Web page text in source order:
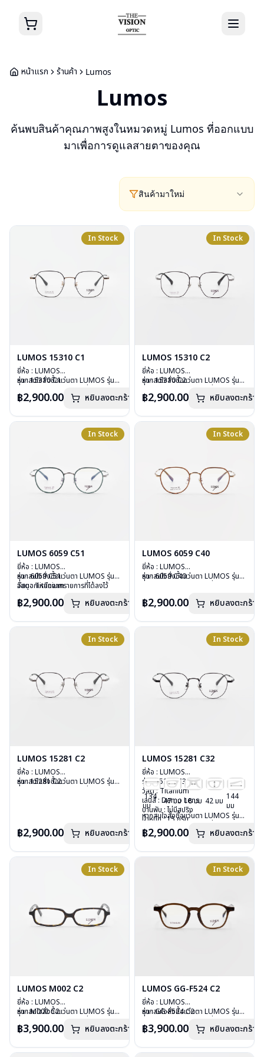
หน้าแรก ร้านค้า Lumos
Lumos
ค้นพบสินค้าคุณภาพสูงในหมวดหมู่ Lumos ที่ออกแบบ
มาเพื่อการดูแลสายตาของคุณ
สินค้ามาใหม่
In Stock
LUMOS 15310 C1
ยี่ห้อ : LUMOS
รุ่น : 15310 C1
เลนส์ : Demo Lens
น้ำหนัก : 16 กรัม
อุปกรณ์ : กล่องแว่น , ผ้าเช็ดแว่น
หากสนใจสั่งชื้อแว่นตา LUMOS รุ่น
กรุณาติดต่อเราคลิก
฿2,900.00 หยิบลงตะกร้า
In Stock
LUMOS 15310 C2
ยี่ห้อ : LUMOS
รุ่น : 15310 C2
เลนส์ : Demo Lens
น้ำหนัก : 16 กรัม
อุปกรณ์ : กล่องแว่น , ผ้าเช็ดแว่น
หากสนใจสั่งชื้อแว่นตา LUMOS รุ่น
กรุณาติดต่อเราคลิก
฿2,900.00 หยิบลงตะกร้า
In Stock
LUMOS 6059 C51
ยี่ห้อ : LUMOS
รุ่น : 6059 C51
วัสดุ : Titanium
บานพับ : ไม่มีสปริง
อุปกรณ์ : กล่องแว่น , ผ้าเช็ดแว่น
หากสนใจสั่งชื้อแว่นตา LUMOS รุ่น
อื่นนอกเหนือจากรายการที่ได้ลงไว้
฿2,900.00 หยิบลงตะกร้า
In Stock
LUMOS 6059 C40
ยี่ห้อ : LUMOS
รุ่น : 6059 C40
บานพับ : ไม่มีสปริง
อุปกรณ์ : กล่องแว่น , ผ้าเช็ดแว่น
หากสนใจสั่งชื้อแว่นตา LUMOS รุ่น
฿2,900.00 หยิบลงตะกร้า
In Stock
LUMOS 15281 C2
ยี่ห้อ : LUMOS
รุ่น : 15281 C2
อุปกรณ์ : กล่องแว่น , ผ้าเช็ดแว่น
การรับประกัน : 2 ปี
หากสนใจสั่งชื้อแว่นตา LUMOS รุ่น
฿2,900.00 หยิบลงตะกร้า
In Stock
LUMOS 15281 C32
ยี่ห้อ : LUMOS
รุ่น : 15281 C32
วัสดุ : Titanium
เลนส์ : Demo Lens
บานพับ : ไม่มีสปริง
น้ำหนัก : 15 กรัม
อุปกรณ์ : กล่องแว่น , ผ้าเช็ดแว่น
การรับประกัน : 2 ปี
134
มม
47 มม 18 มม 42 มม 144
มม
หากสนใจสั่งชื้อแว่นตา LUMOS รุ่น
กรุณาติดต่อเราคลิก
฿2,900.00 หยิบลงตะกร้า
In Stock
LUMOS M002 C2
ยี่ห้อ : LUMOS
รุ่น : M002 C2
เลนส์ : Demo Lens
น้ำหนัก : 20 กรัม
หากสนใจสั่งชื้อแว่นตา LUMOS รุ่น
กรุณาติดต่อเราคลิก
฿3,900.00 หยิบลงตะกร้า
In Stock
LUMOS GG-F524 C2
ยี่ห้อ : LUMOS
รุ่น : GG-F524 C2
เลนส์ : Demo Lens
น้ำหนัก : 29 กรัม
หากสนใจสั่งชื้อแว่นตา LUMOS รุ่น
กรุณาติดต่อเราคลิก
฿3,900.00 หยิบลงตะกร้า